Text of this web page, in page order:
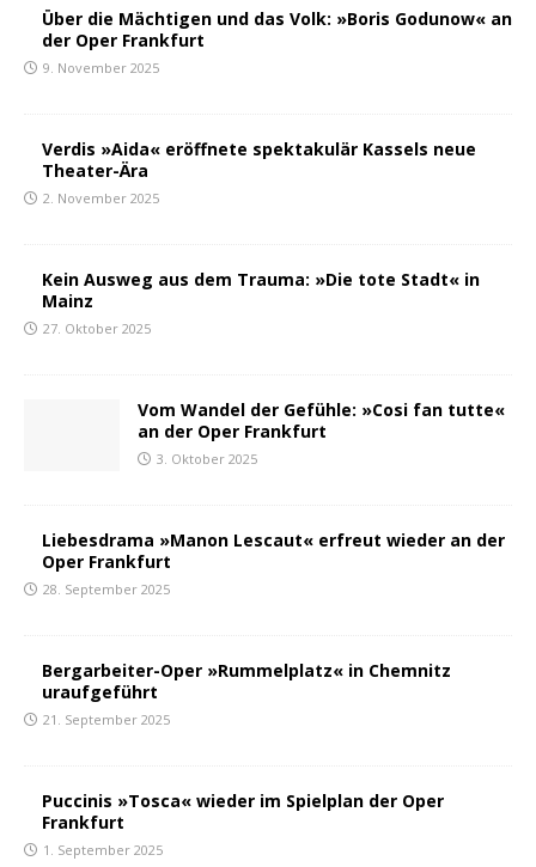
Über die Mächtigen und das Volk: »Boris Godunow« an
der Oper Frankfurt
9. November 2025
Verdis »Aida« eröffnete spektakulär Kassels neue
Theater-Ära
2. November 2025
Kein Ausweg aus dem Trauma: »Die tote Stadt« in
Mainz
27. Oktober 2025
Vom Wandel der Gefühle: »Cosi fan tutte«
an der Oper Frankfurt
3. Oktober 2025
Liebesdrama »Manon Lescaut« erfreut wieder an der
Oper Frankfurt
28. September 2025
Bergarbeiter-Oper »Rummelplatz« in Chemnitz
uraufgeführt
21. September 2025
Puccinis »Tosca« wieder im Spielplan der Oper
Frankfurt
1. September 2025